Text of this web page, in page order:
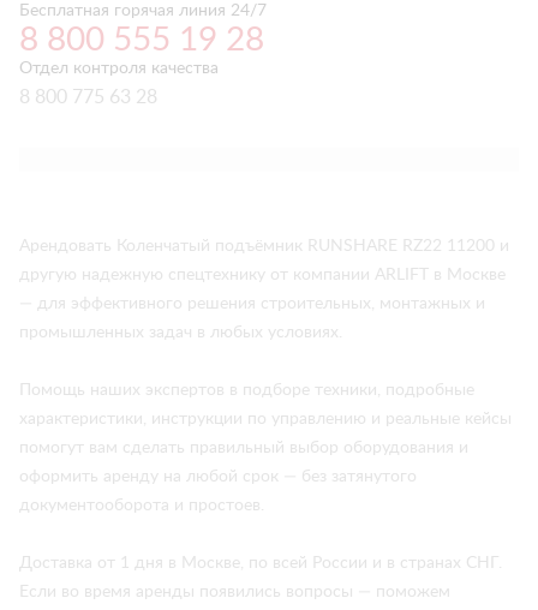
Бесплатная горячая линия 24/7
8 800 555 19 28
Отдел контроля качества
8 800 775 63 28
Арендовать Коленчатый подъёмник RUNSHARE RZ22 11200 и
другую надежную спецтехнику от компании ARLIFT в Москве
— для эффективного решения строительных, монтажных и
промышленных задач в любых условиях.
Помощь наших экспертов в подборе техники, подробные
характеристики, инструкции по управлению и реальные кейсы
помогут вам сделать правильный выбор оборудования и
оформить аренду на любой срок — без затянутого
документооборота и простоев.
Доставка от 1 дня в Москве, по всей России и в странах СНГ.
Если во время аренды появились вопросы — поможем